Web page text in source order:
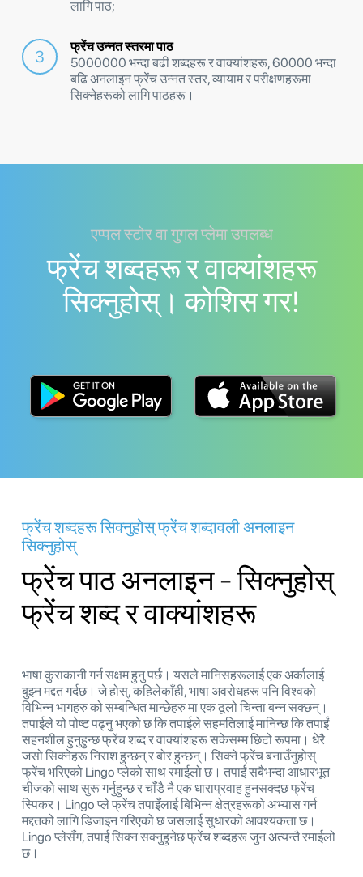
लागि पाठ;
फ्रेंच उन्नत स्तरमा पाठ
5000000 भन्दा बढी शब्दहरू र वाक्यांशहरू, 60000 भन्दा
बढि अनलाइन फ्रेंच उन्नत स्तर, व्यायाम र परीक्षणहरूमा
सिक्नेहरूको लागि पाठहरू।
एप्पल स्टोर वा गुगल प्लेमा उपलब्ध
फ्रेंच शब्दहरू र वाक्यांशहरू
सिक्नुहोस्। काेशिस गर!
फ्रेंच शब्दहरू सिक्नुहोस् फ्रेंच शब्दावली अनलाइन
सिक्नुहोस्
फ्रेंच पाठ अनलाइन - सिक्नुहोस्
फ्रेंच शब्द र वाक्यांशहरू
भाषा कुराकानी गर्न सक्षम हुनु पर्छ। यसले मानिसहरूलाई एक अर्कालाई
बुझ्न मद्दत गर्दछ। जे होस्, कहिलेकाँही, भाषा अवरोधहरू पनि विश्वको
विभिन्न भागहरु को सम्बन्धित मान्छेहरु मा एक ठूलो चिन्ता बन्न सक्छन्।
तपाईले यो पोष्ट पढ्नु भएको छ कि तपाईले सहमतिलाई मानिन्छ कि तपाईं
सहनशील हुनुहुन्छ फ्रेंच शब्द र वाक्यांशहरू सकेसम्म छिटो रूपमा। धेरै
जसो सिक्नेहरू निराश हुन्छन् र बोर हुन्छन्। सिक्ने फ्रेंच बनाउँनुहोस्
फ्रेंच भरिएको Lingo प्लेको साथ रमाईलो छ। तपाईं सबैभन्दा आधारभूत
चीजको साथ सुरू गर्नुहुन्छ र चाँडै नै एक धाराप्रवाह हुनसक्दछ फ्रेंच
स्पिकर। Lingo प्ले फ्रेंच तपाइँलाई बिभिन्न क्षेत्रहरूको अभ्यास गर्न
मद्दतको लागि डिजाइन गरिएको छ जसलाई सुधारको आवश्यकता छ।
Lingo प्लेसँग, तपाईं सिक्न सक्नुहुनेछ फ्रेंच शब्दहरू जुन अत्यन्तै रमाईलो
छ।